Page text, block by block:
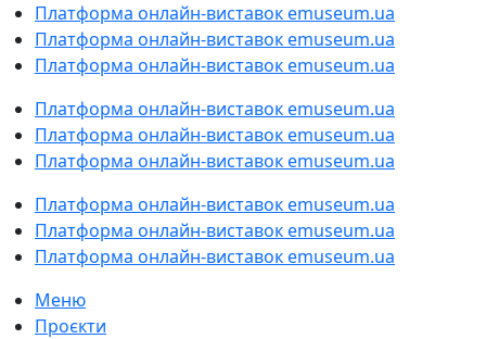
Платформа онлайн-виставок emuseum.ua
Платформа онлайн-виставок emuseum.ua
Платформа онлайн-виставок emuseum.ua
Платформа онлайн-виставок emuseum.ua
Платформа онлайн-виставок emuseum.ua
Платформа онлайн-виставок emuseum.ua
Платформа онлайн-виставок emuseum.ua
Платформа онлайн-виставок emuseum.ua
Платформа онлайн-виставок emuseum.ua
Меню
Проєкти